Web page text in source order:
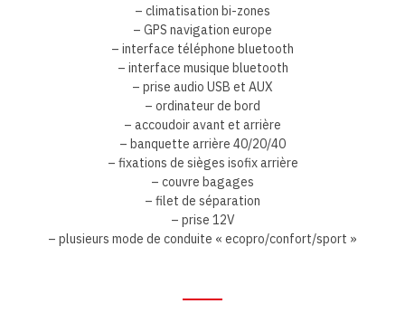
– climatisation bi-zones
– GPS navigation europe
– interface téléphone bluetooth
– interface musique bluetooth
– prise audio USB et AUX
– ordinateur de bord
– accoudoir avant et arrière
– banquette arrière 40/20/40
– fixations de sièges isofix arrière
– couvre bagages
– filet de séparation
– prise 12V
– plusieurs mode de conduite « ecopro/confort/sport »